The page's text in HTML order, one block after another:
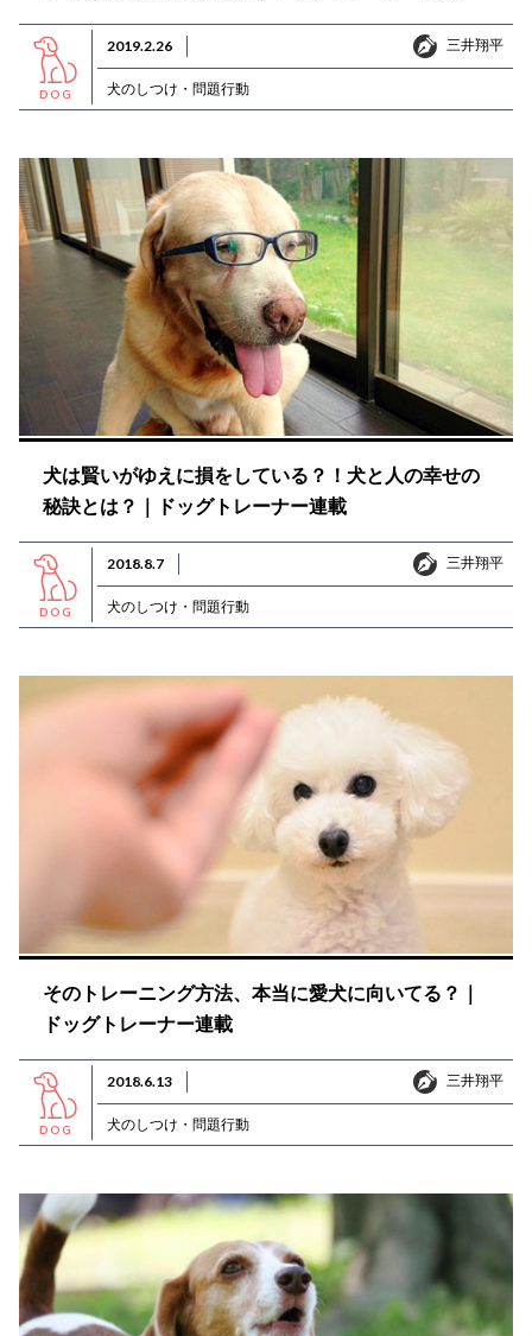
DOG
2019.2.26 三井翔平
三井翔平
犬のしつけ・問題行動
犬は賢いがゆえに損をしている？！犬と人の幸せの
秘訣とは？｜ドッグトレーナー連載
DOG
2018.8.7 三井翔平
三井翔平
犬のしつけ・問題行動
そのトレーニング方法、本当に愛犬に向いてる？｜
ドッグトレーナー連載
DOG
2018.6.13 三井翔平
三井翔平
犬のしつけ・問題行動